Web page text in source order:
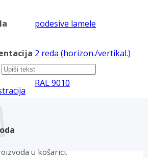
u košarici.
podesive lamele
2 reda (horizon./vertikal.)
RAL 9010